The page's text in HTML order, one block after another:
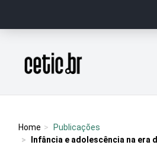
Página inicial
Home
Publicações
Infância e adolescência na